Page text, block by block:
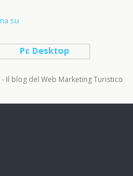
su
Pc Desktop
Il blog del Web Marketing Turistico